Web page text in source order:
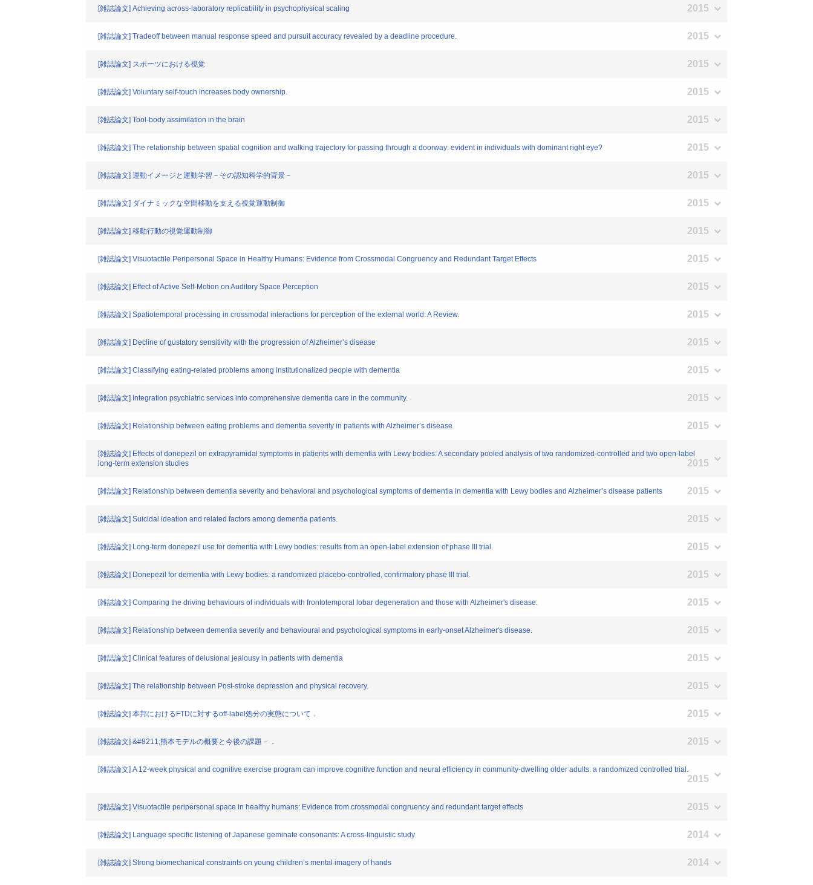
[雑誌論文] Achieving across-laboratory replicability in psychophysical scaling 2015
[雑誌論文] Tradeoff between manual response speed and pursuit accuracy revealed by a deadline procedure. 2015
[雑誌論文] スポーツにおける視覚 2015
[雑誌論文] Voluntary self-touch increases body ownership. 2015
[雑誌論文] Tool-body assimilation in the brain 2015
[雑誌論文] The relationship between spatial cognition and walking trajectory for passing through a doorway: evident in individuals with dominant right eye? 2015
[雑誌論文] 運動イメージと運動学習－その認知科学的背景－ 2015
[雑誌論文] ダイナミックな空間移動を支える視覚運動制御 2015
[雑誌論文] 移動行動の視覚運動制御 2015
[雑誌論文] Visuotactile Peripersonal Space in Healthy Humans: Evidence from Crossmodal Congruency and Redundant Target Effects 2015
[雑誌論文] Effect of Active Self-Motion on Auditory Space Perception 2015
[雑誌論文] Spatiotemporal processing in crossmodal interactions for perception of the external world: A Review. 2015
[雑誌論文] Decline of gustatory sensitivity with the progression of Alzheimer’s disease 2015
[雑誌論文] Classifying eating-related problems among institutionalized people with dementia 2015
[雑誌論文] Integration psychiatric services into comprehensive dementia care in the community. 2015
[雑誌論文] Relationship between eating problems and dementia severity in patients with Alzheimer’s disease 2015
[雑誌論文] Effects of donepezil on extrapyramidal symptoms in patients with dementia with Lewy bodies: A secondary pooled analysis of two randomized-controlled and two open-label
long-term extension studies
2015
[雑誌論文] Relationship between dementia severity and behavioral and psychological symptoms of dementia in dementia with Lewy bodies and Alzheimer’s disease patients 2015
[雑誌論文] Suicidal ideation and related factors among dementia patients. 2015
[雑誌論文] Long-term donepezil use for dementia with Lewy bodies: results from an open-label extension of phase III trial. 2015
[雑誌論文] Donepezil for dementia with Lewy bodies: a randomized placebo-controlled, confirmatory phase III trial. 2015
[雑誌論文] Comparing the driving behaviours of individuals with frontotemporal lobar degeneration and those with Alzheimer's disease. 2015
[雑誌論文] Relationship between dementia severity and behavioural and psychological symptoms in early-onset Alzheimer's disease. 2015
[雑誌論文] Clinical features of delusional jealousy in patients with dementia 2015
[雑誌論文] The relationship between Post-stroke depression and physical recovery. 2015
[雑誌論文] 本邦におけるFTDに対するoff-label処分の実態について． 2015
[雑誌論文] &#8211;熊本モデルの概要と今後の課題－． 2015
[雑誌論文] A 12-week physical and cognitive exercise program can improve cognitive function and neural efficiency in community-dwelling older adults: a randomized controlled trial.
2015
[雑誌論文] Visuotactile peripersonal space in healthy humans: Evidence from crossmodal congruency and redundant target effects 2015
[雑誌論文] Language specific listening of Japanese geminate consonants: A cross-linguistic study 2014
[雑誌論文] Strong biomechanical constraints on young children’s mental imagery of hands 2014